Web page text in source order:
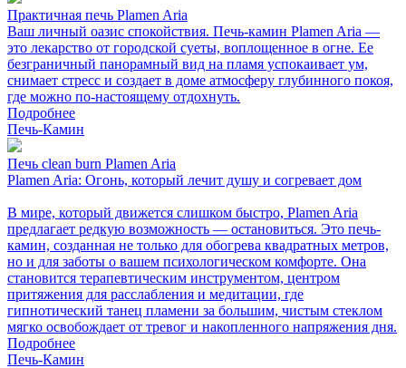
Практичная печь Plamen Aria
Ваш личный оазис спокойствия. Печь-камин Plamen Aria —
это лекарство от городской суеты, воплощенное в огне. Ее
безграничный панорамный вид на пламя успокаивает ум,
снимает стресс и создает в доме атмосферу глубинного покоя,
где можно по-настоящему отдохнуть.
Подробнее
Печь-Камин
Печь clean burn Plamen Aria
Plamen Aria: Огонь, который лечит душу и согревает дом
В мире, который движется слишком быстро, Plamen Aria
предлагает редкую возможность — остановиться. Это печь-
камин, созданная не только для обогрева квадратных метров,
но и для заботы о вашем психологическом комфорте. Она
становится терапевтическим инструментом, центром
притяжения для расслабления и медитации, где
гипнотический танец пламени за большим, чистым стеклом
мягко освобождает от тревог и накопленного напряжения дня.
Подробнее
Печь-Камин